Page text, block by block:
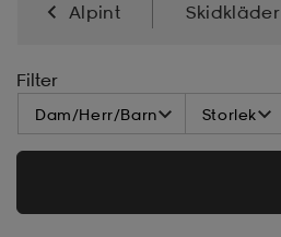
Alpint Skidkläder
Alpinbindningar
Filter
Dam/Herr/Barn Storlek